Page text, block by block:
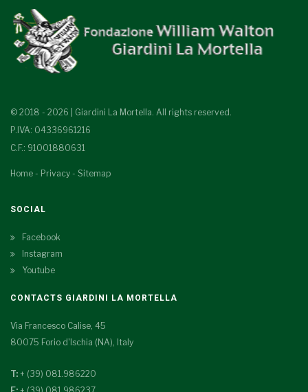
© 2018 - 2026 | Giardini La Mortella. All rights reserved.
P.IVA: 04336961216
C.F.: 91001880631
Home - Privacy - Sitemap
SOCIAL
Facebook
Instagram
Youtube
CONTACTS GIARDINI LA MORTELLA
Via Francesco Calise, 45
80075 Forio d'Ischia (NA), Italy
T: + (39) 081.986220